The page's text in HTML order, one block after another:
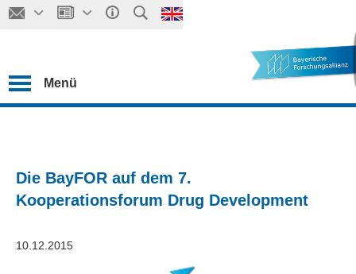
Menü
Die BayFOR auf dem 7.
Kooperationsforum Drug Development
10.12.2015